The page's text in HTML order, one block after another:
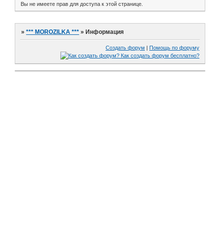
Вы не имеете прав для доступа к этой странице.
»*** MOROZILKA *** » Информация
Создать форум | Помощь по форуму